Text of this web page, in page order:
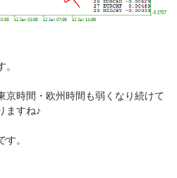
。
京時間・欧州時間も弱くなり続けて
ますね♪
す。